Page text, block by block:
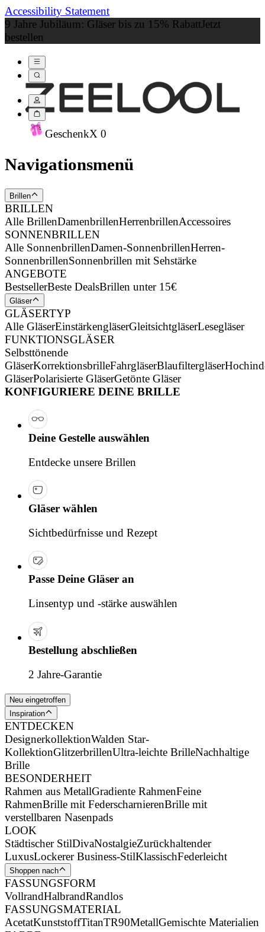
Accessibility Statement
9 Jahre Jubiläum: Gläser bis zu 15% RabattJetzt
bestellen
GeschenkX 0
Navigationsmenü
Brillen
BRILLEN
Alle BrillenDamenbrillenHerrenbrillenAccessoires
SONNENBRILLEN
Alle SonnenbrillenDamen-SonnenbrillenHerren-
SonnenbrillenSonnenbrillen mit Sehstärke
ANGEBOTE
BestsellerBeste DealsBrillen unter 15€
Gläser
GLÄSERTYP
Alle GläserEinstärkengläserGleitsichtgläserLesegläser
FUNKTIONSGLÄSER
Selbsttönende
GläserKorrektionsbrilleFahrgläserBlaufiltergläser
GläserPolarisierte GläserGetönte Gläser
KONFIGURIERE DEINE BRILLE
Deine Gestelle auswählen
Entdecke unsere Brillen
Gläser wählen
Sichtbedürfnisse und Rezept
Passe Deine Gläser an
Linsentyp und -stärke auswählen
Bestellung abschließen
2 Jahre-Garantie
Neu eingetroffen
Inspiration
ENTDECKEN
DesignerkollektionWalden Star-
KollektionGlitzerbrillenUltra-leichte BrilleNachhaltige
Brille
BESONDERHEIT
Rahmen aus MetallGradiente RahmenFeine
RahmenBrille mit FederscharnierenBrille mit
verstellbaren Nasenpads
LOOK
Städtischer StilDivaNostalgieZurückhaltender
LuxusLockerer Business-StilKlassischFederleicht
Shoppen nach
FASSUNGSFORM
VollrandHalbrandRandlos
FASSUNGSMATERIAL
AcetatKunststoffTitanTR90MetallGemischte Materialien